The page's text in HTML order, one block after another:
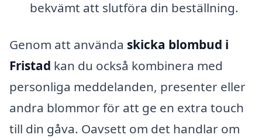
bekvämt att slutföra din beställning.
Genom att använda skicka blombud i
Fristad kan du också kombinera med
personliga meddelanden, presenter eller
andra blommor för att ge en extra touch
till din gåva. Oavsett om det handlar om